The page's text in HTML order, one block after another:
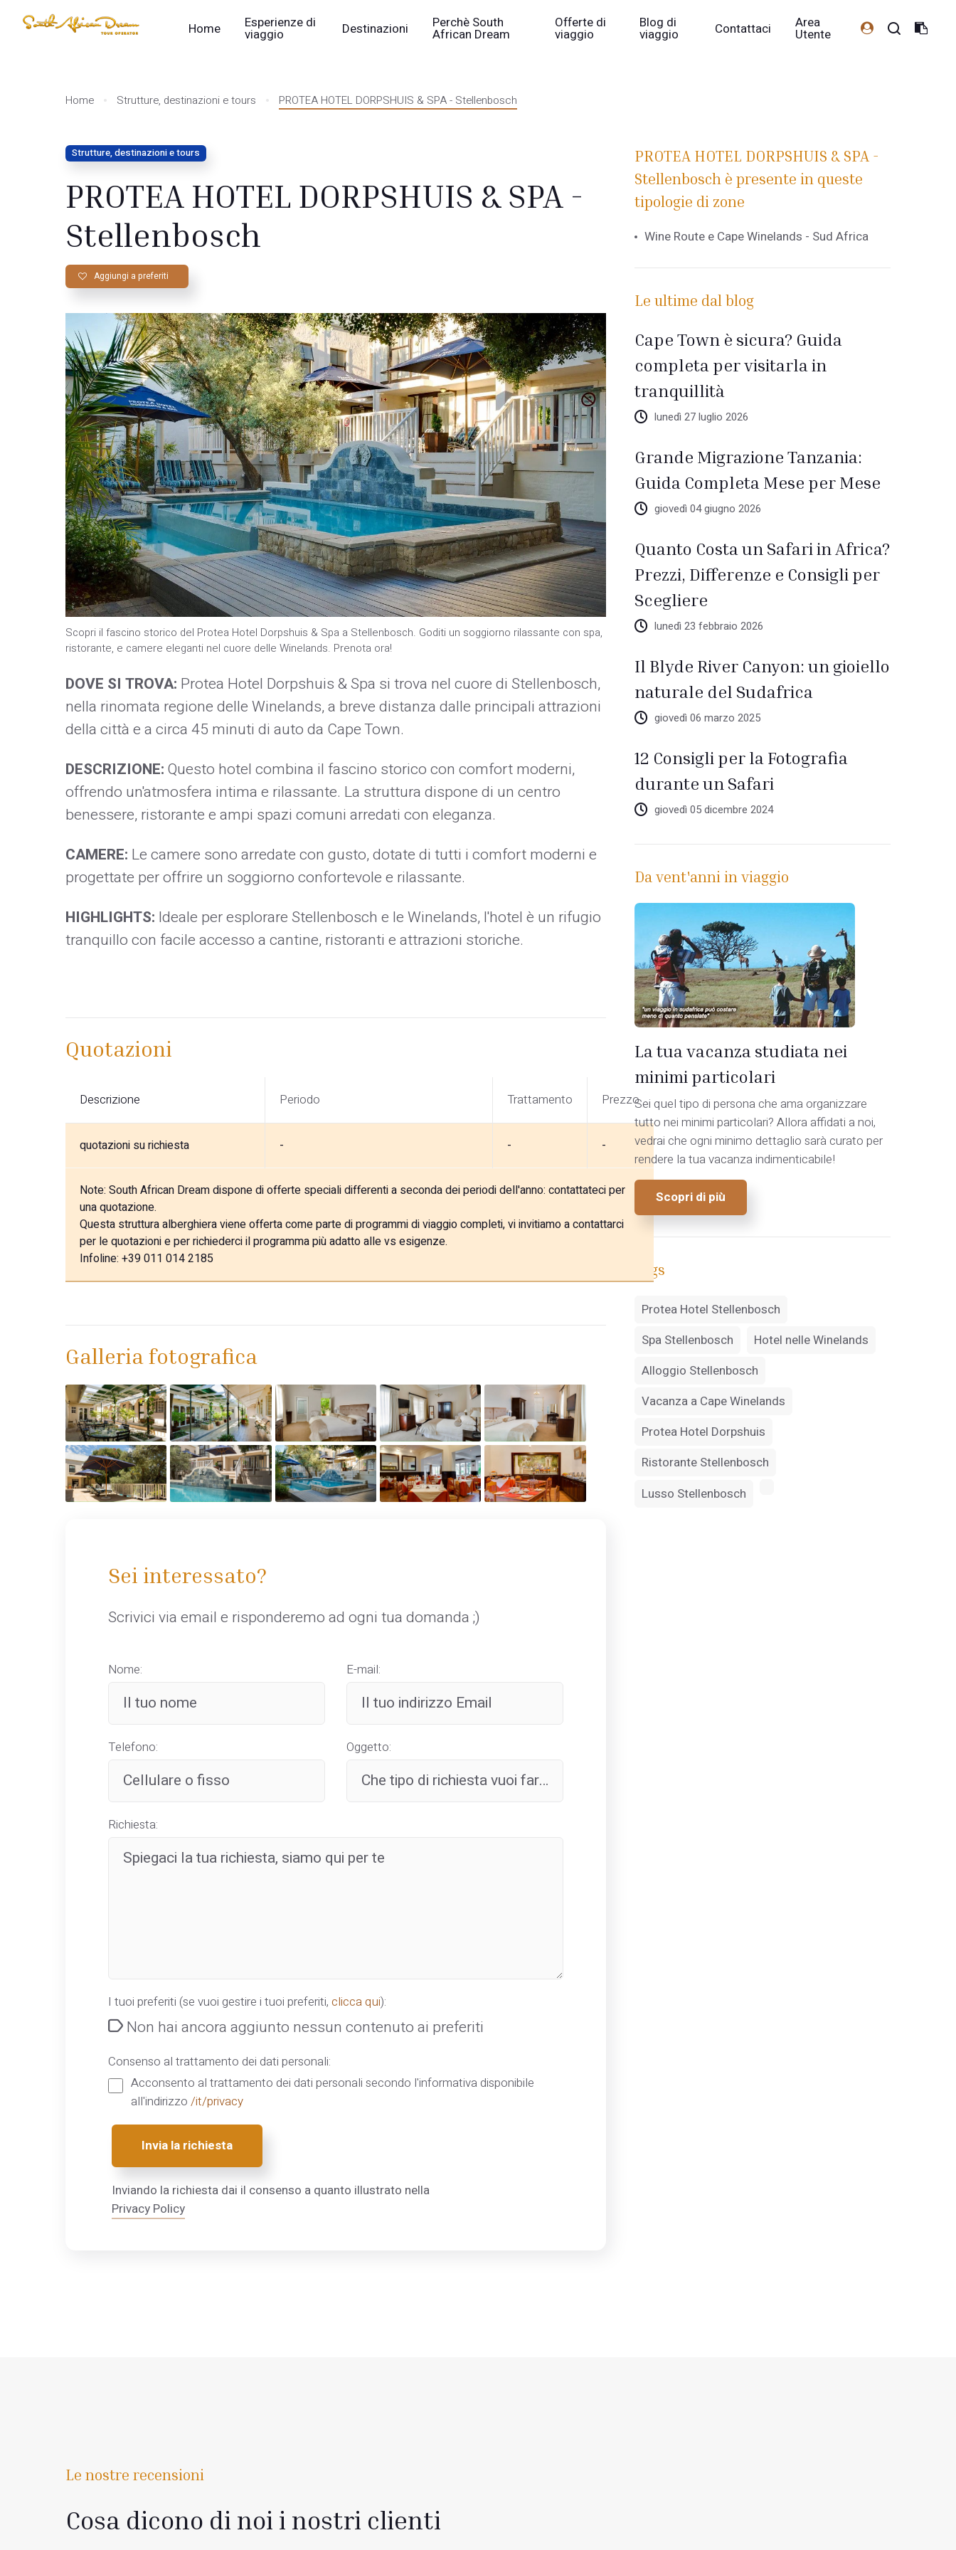
Home Esperienze di
viaggio Destinazioni Perchè South
African Dream
Offerte di
viaggio
Blog di
viaggio Contattaci Area
Utente
Home Strutture, destinazioni e tours PROTEA HOTEL DORPSHUIS & SPA - Stellenbosch
Strutture, destinazioni e tours
PROTEA HOTEL DORPSHUIS & SPA -
Stellenbosch
Aggiungi a preferiti
Scopri il fascino storico del Protea Hotel Dorpshuis & Spa a Stellenbosch. Goditi un soggiorno rilassante con spa,
ristorante, e camere eleganti nel cuore delle Winelands. Prenota ora!
DOVE SI TROVA: Protea Hotel Dorpshuis & Spa si trova nel cuore di Stellenbosch,
nella rinomata regione delle Winelands, a breve distanza dalle principali attrazioni
della città e a circa 45 minuti di auto da Cape Town.
DESCRIZIONE:Questo hotel combina il fascino storico con comfort moderni,
offrendo un'atmosfera intima e rilassante. La struttura dispone di un centro
benessere, ristorante e ampi spazi comuni arredati con eleganza.
CAMERE: Le camere sono arredate con gusto, dotate di tutti i comfort moderni e
progettate per offrire un soggiorno confortevole e rilassante.
HIGHLIGHTS: Ideale per esplorare Stellenbosch e le Winelands, l'hotel è un rifugio
tranquillo con facile accesso a cantine, ristoranti e attrazioni storiche.
Quotazioni
Descrizione Periodo Trattamento Prezzo
quotazioni su richiesta - - -
Note: South African Dream dispone di offerte speciali differenti a seconda dei periodi dell'anno: contattateci per
una quotazione.
Questa struttura alberghiera viene offerta come parte di programmi di viaggio completi, vi invitiamo a contattarci
per le quotazioni e per richiederci il programma più adatto alle vs esigenze.
Infoline: +39 011 014 2185
Galleria fotografica
Sei interessato?
Scrivici via email e risponderemo ad ogni tua domanda ;)
Nome: E-mail:
Telefono: Oggetto:
Richiesta:
I tuoi preferiti (se vuoi gestire i tuoi preferiti, clicca qui):
Non hai ancora aggiunto nessun contenuto ai preferiti
Consenso al trattamento dei dati personali:
Acconsento al trattamento dei dati personali secondo l'informativa disponibile
all'indirizzo /it/privacy
Invia la richiesta
Inviando la richiesta dai il consenso a quanto illustrato nella
Privacy Policy
PROTEA HOTEL DORPSHUIS & SPA -
Stellenbosch è presente in queste
tipologie di zone
Wine Route e Cape Winelands - Sud Africa
Le ultime dal blog
Cape Town è sicura? Guida
completa per visitarla in
tranquillità
lunedì 27 luglio 2026
Grande Migrazione Tanzania:
Guida Completa Mese per Mese
giovedì 04 giugno 2026
Quanto Costa un Safari in Africa?
Prezzi, Differenze e Consigli per
Scegliere
lunedì 23 febbraio 2026
Il Blyde River Canyon: un gioiello
naturale del Sudafrica
giovedì 06 marzo 2025
12 Consigli per la Fotografia
durante un Safari
giovedì 05 dicembre 2024
Da vent'anni in viaggio
La tua vacanza studiata nei
minimi particolari
Sei quel tipo di persona che ama organizzare
tutto nei minimi particolari? Allora affidati a noi,
vedrai che ogni minimo dettaglio sarà curato per
rendere la tua vacanza indimenticabile!
Scopri di più
Tags
Protea Hotel Stellenbosch
Spa Stellenbosch
Hotel nelle Winelands
Alloggio Stellenbosch
Vacanza a Cape Winelands
Protea Hotel Dorpshuis
Ristorante Stellenbosch
Lusso Stellenbosch
Le nostre recensioni
Cosa dicono di noi i nostri clienti